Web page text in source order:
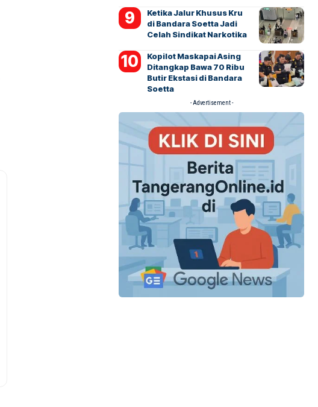
Ketika Jalur Khusus Kru
di Bandara Soetta Jadi
Celah Sindikat Narkotika
Kopilot Maskapai Asing
Ditangkap Bawa 70 Ribu
Butir Ekstasi di Bandara
Soetta
- Advertisement -